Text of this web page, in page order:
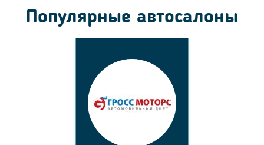
Популярные автосалоны